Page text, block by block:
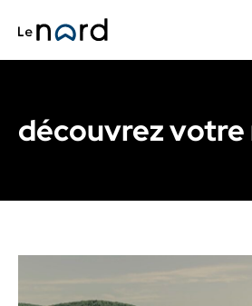
découvrez votre